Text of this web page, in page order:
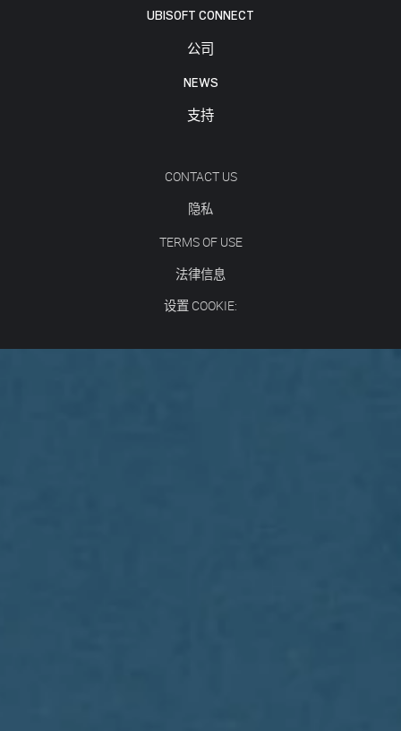
UBISOFT CONNECT
公司
NEWS
支持
CONTACT US
隐私
TERMS OF USE
法律信息
设置 COOKIE: